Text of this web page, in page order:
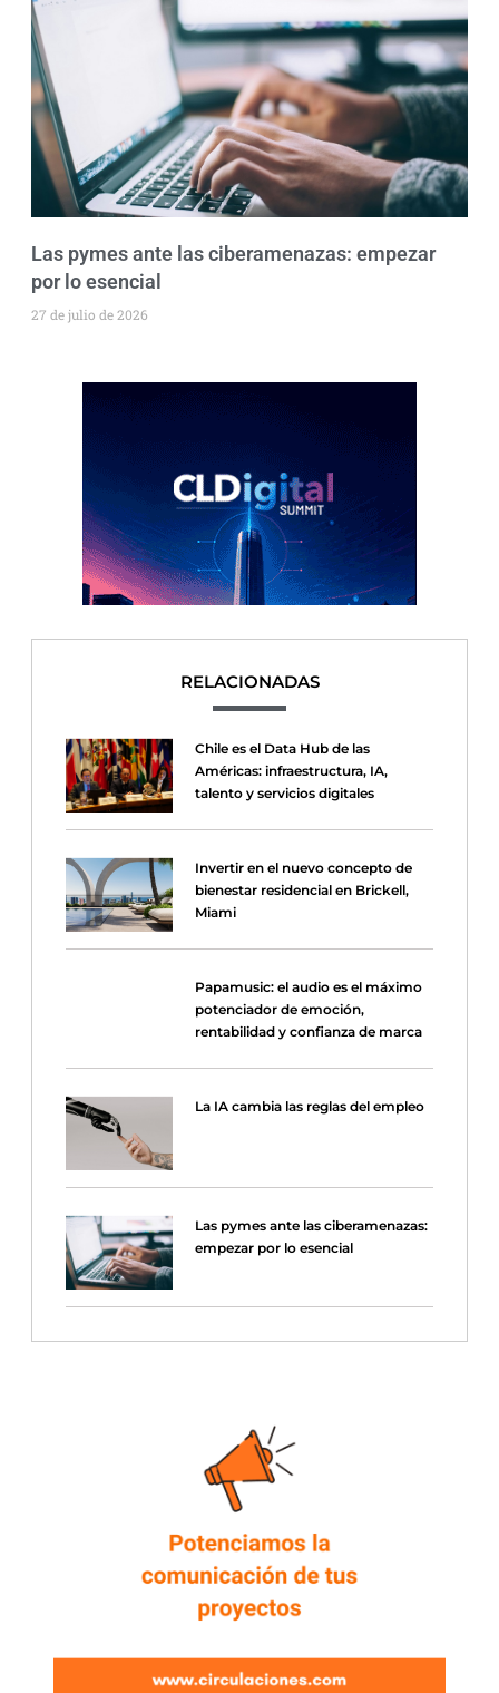
Las pymes ante las ciberamenazas: empezar
por lo esencial
27 de julio de 2026
RELACIONADAS
Chile es el Data Hub de las
Américas: infraestructura, IA,
talento y servicios digitales
Invertir en el nuevo concepto de
bienestar residencial en Brickell,
Miami
Papamusic: el audio es el máximo
potenciador de emoción,
rentabilidad y confianza de marca
La IA cambia las reglas del empleo
Las pymes ante las ciberamenazas:
empezar por lo esencial